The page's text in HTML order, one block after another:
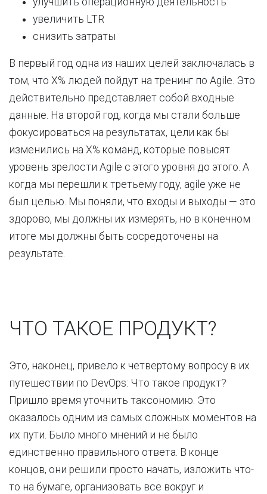
увеличить LTR
снизить затраты
В первый год одна из наших целей заключалась в
том, что X% людей пойдут на тренинг по Agile. Это
действительно представляет собой входные
данные. На второй год, когда мы стали больше
фокусироваться на результатах, цели как бы
изменились на X% команд, которые повысят
уровень зрелости Agile с этого уровня до этого. А
когда мы перешли к третьему году, agile уже не
был целью. Мы поняли, что входы и выходы — это
здорово, мы должны их измерять, но в конечном
итоге мы должны быть сосредоточены на
результате.
ЧТО ТАКОЕ ПРОДУКТ?
Это, наконец, привело к четвертому вопросу в их
путешествии по DevOps: Что такое продукт?
Пришло время уточнить таксономию. Это
оказалось одним из самых сложных моментов на
их пути. Было много мнений и не было
единственно правильного ответа. В конце
концов, они решили просто начать, изложить что-
то на бумаге, организовать все вокруг и